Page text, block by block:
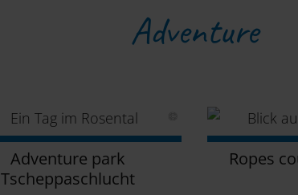
Adventure
Adventure park
Tscheppaschlucht
Ropes